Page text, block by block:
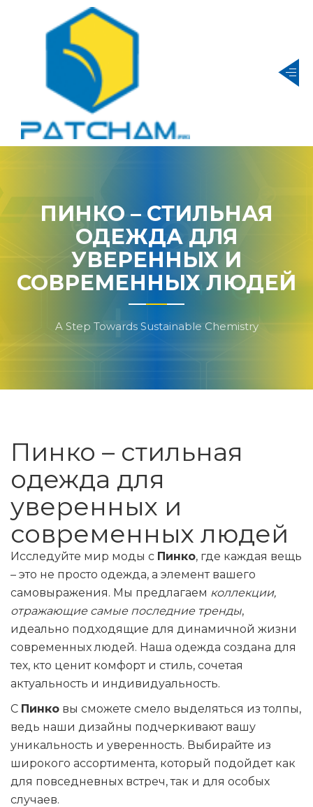
ПИНКО – СТИЛЬНАЯ
ОДЕЖДА ДЛЯ
УВЕРЕННЫХ И
СОВРЕМЕННЫХ ЛЮДЕЙ
A Step Towards Sustainable Chemistry
Пинко – стильная
одежда для
уверенных и
современных людей
Исследуйте мир моды с Пинко, где каждая вещь
– это не просто одежда, а элемент вашего
самовыражения. Мы предлагаем коллекции,
отражающие самые последние тренды,
идеально подходящие для динамичной жизни
современных людей. Наша одежда создана для
тех, кто ценит комфорт и стиль, сочетая
актуальность и индивидуальность.
С Пинко вы сможете смело выделяться из толпы,
ведь наши дизайны подчеркивают вашу
уникальность и уверенность. Выбирайте из
широкого ассортимента, который подойдет как
для повседневных встреч, так и для особых
случаев.